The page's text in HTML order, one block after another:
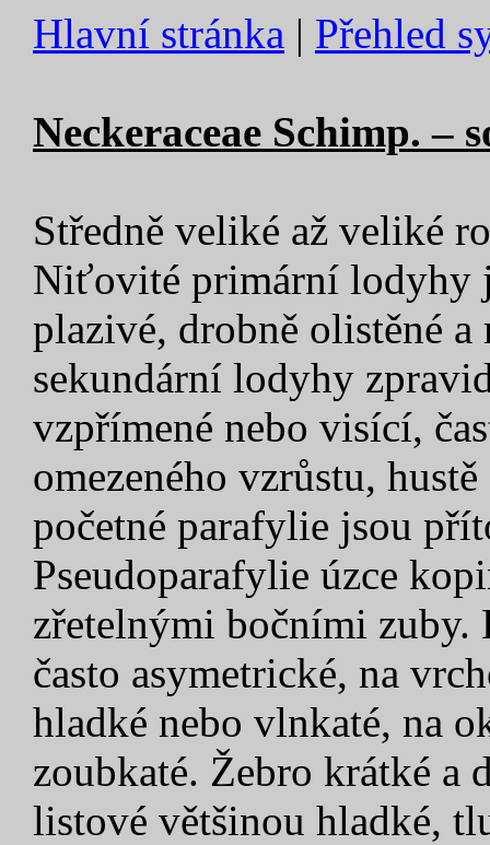
Hlavní stránka | Přehled
Neckeraceae Schimp. –
Středně veliké až veliké
Niťovité primární lodyhy
plazivé, drobně olistěné a
sekundární lodyhy
vzpřímené nebo visící,
omezeného vzrůstu,
početné parafylie jsou
Pseudoparafylie úzce
zřetelnými bočními
často asymetrické, na
hladké nebo vlnkaté, na
zoubkaté. Žebro krátké a
listové většinou hladké,